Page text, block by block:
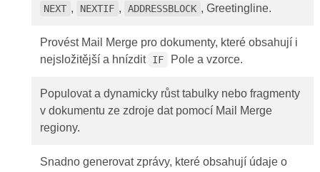
NEXT , NEXTIF , ADDRESSBLOCK , Greetingline.
Provést Mail Merge pro dokumenty, které obsahují i
nejsložitější a hnízdit IF Pole a vzorce.
Populovat a dynamicky růst tabulky nebo fragmenty
v dokumentu ze zdroje dat pomocí Mail Merge
regiony.
Snadno generovat zprávy, které obsahují údaje o